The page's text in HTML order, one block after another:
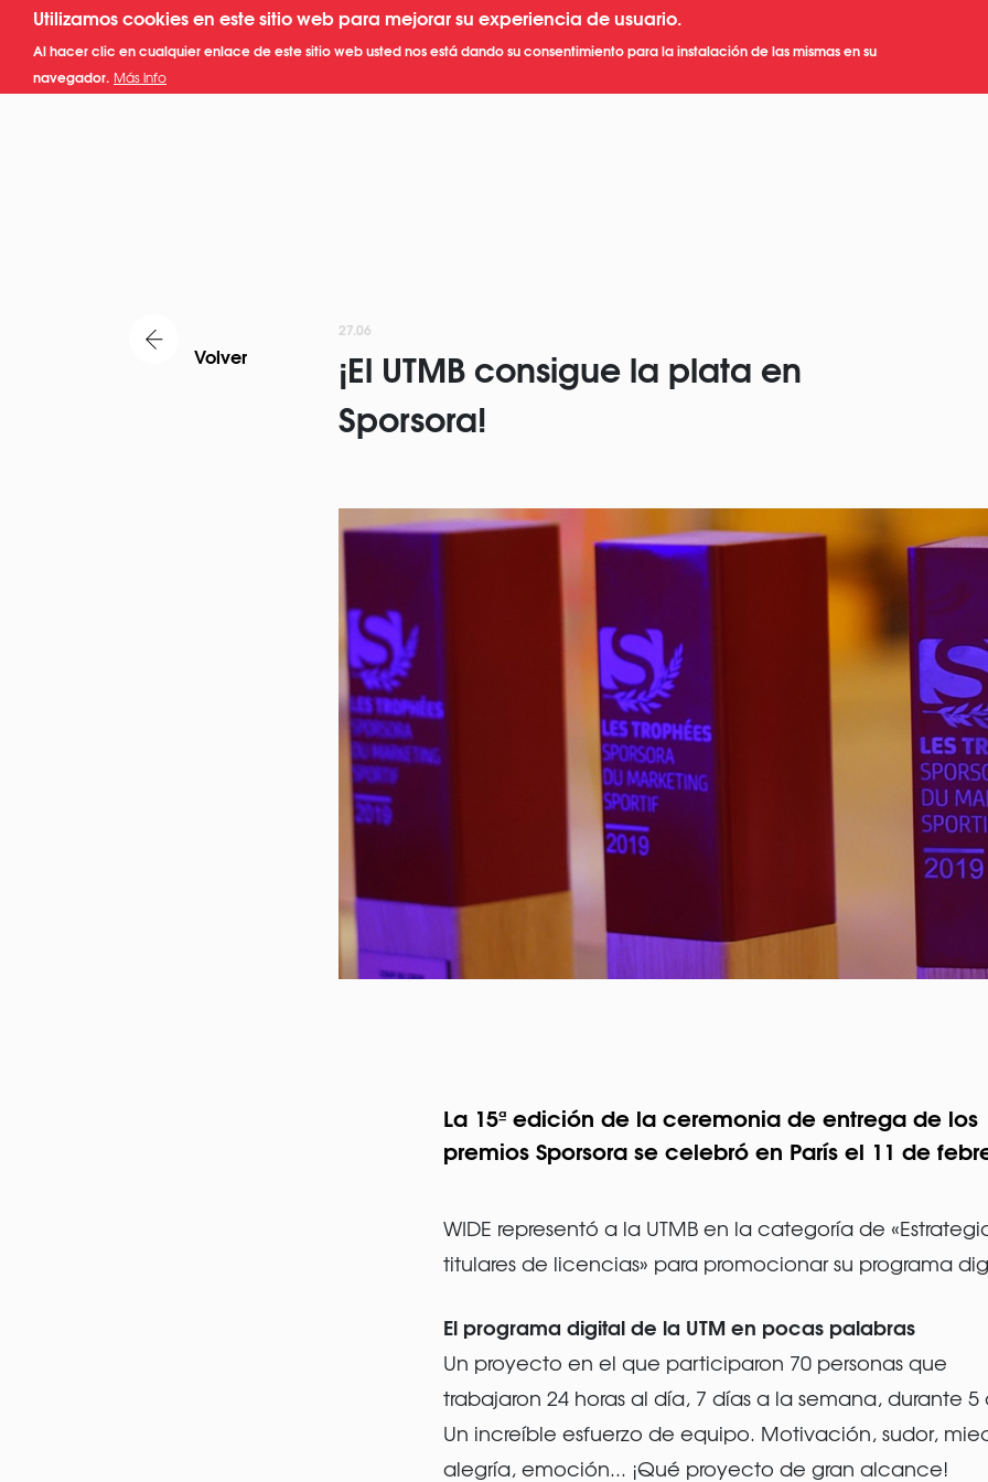
Utilizamos cookies en este sitio web para mejorar su experiencia de usuario.
Al hacer clic en cualquier enlace de este sitio web usted nos está dando su consentimiento para la instalación de las mismas en su
navegador. Más info
Pasar
principal
Volver
27.06
¡El UTMB consigue la plata en
Sporsora!
La 15ª edición de la ceremonia de entrega de los
premios Sporsora se celebró en París el 11 de
WIDE representó a la UTMB en la categoría de
titulares de licencias» para promocionar su programa
El programa digital de la UTM en pocas palabras
Un proyecto en el que participaron 70 personas que
trabajaron 24 horas al día, 7 días a la semana, durante 5
Un increíble esfuerzo de equipo. Motivación, sudor,
alegría, emoción... ¡Qué proyecto de gran alcance!